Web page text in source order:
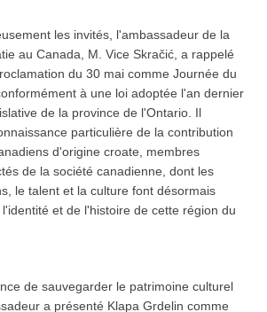
les invités, l'ambassadeur de la
au Canada, M. Vice Skračić, a rappelé
du 30 mai comme Journée du
à une loi adoptée l'an dernier
de la province de l'Ontario. Il
particulière de la contribution
d'origine croate, membres
de la société canadienne, dont les
le talent et la culture font désormais
et de l'histoire de cette région du
de sauvegarder le patrimoine culturel
a présenté Klapa Grdelin comme